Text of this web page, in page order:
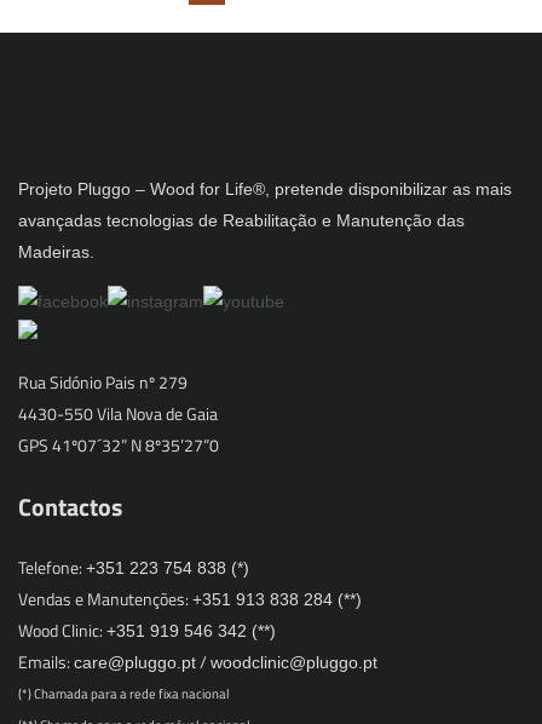
Projeto Pluggo – Wood for Life®, pretende disponibilizar as mais
avançadas tecnologias de Reabilitação e Manutenção das
Madeiras.
Rua Sidónio Pais nº 279
4430-550 Vila Nova de Gaia
GPS 41º07´32” N 8º35’27”0
Contactos
Telefone: +351 223 754 838 (*)
Vendas e Manutenções: +351 913 838 284 (**)
Wood Clinic: +351 919 546 342 (**)
Emails: care@pluggo.pt/woodclinic@pluggo.pt
(*) Chamada para a rede fixa nacional